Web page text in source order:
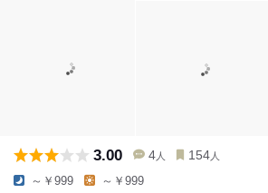
3.00 4 人 154 人
～￥999 ～￥999